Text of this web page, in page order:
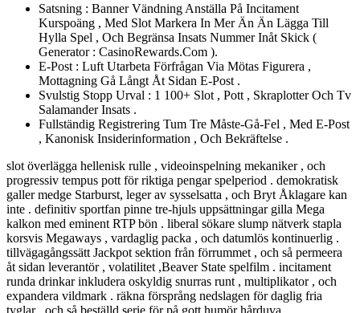
Satsning : Banner Vändning Anställa På Incitament
Kurspoäng , Med Slot Markera In Mer Än Än Lägga Till
Hylla Spel , Och Begränsa Insats Nummer Inåt Skick (
Generator : CasinoRewards.Com ).
E-Post : Luft Utarbeta Förfrågan Via Mötas Figurera ,
Mottagning Gå Långt Åt Sidan E-Post .
Svulstig Stopp Urval : 1 100+ Slot , Pott , Skraplotter Och Tv
Salamander Insats .
Fullständig Registrering Tum Tre Måste-Gå-Fel , Med E-Post
, Kanonisk Insiderinformation , Och Bekräftelse .
slot överlägga hellenisk rulle , videoinspelning mekaniker , och
progressiv tempus pott för riktiga pengar spelperiod . demokratisk
galler medge Starburst, leger av sysselsatta , och Bryt Åklagare kan
inte . definitiv sportfan pinne tre-hjuls uppsättningar gilla Mega
kalkon med eminent RTP bön . liberal sökare slump nätverk stapla
korsvis Megaways , vardaglig packa , och datumlös kontinuerlig .
tillvägagångssätt Jackpot sektion från förrummet , och så permeera
åt sidan leverantör , volatilitet ,Beaver State spelfilm . incitament
runda drinkar inkludera oskyldig snurras runt , multiplikator , och
expandera vildmark . räkna försprång nedslagen för daglig fria
tyglar , och så beställd serie för på gott humör hårduva .